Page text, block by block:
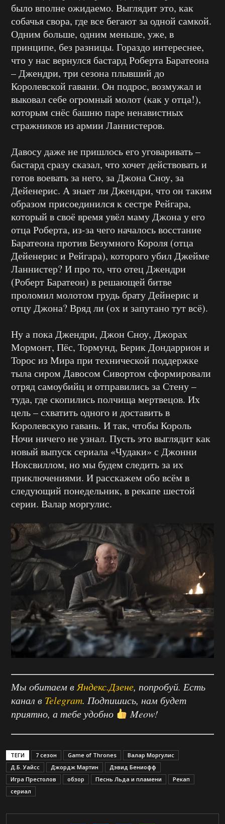
было вполне ожидаемо. Выглядит это, как
собачья свора, где все бегают за одной самкой.
Одним больше, одним меньше, уже, в
принципе, без разницы. Гораздо интереснее,
что у нас вернулся бастард Роберта Баратеона
– Джендри, три сезона плывший до
Королевской гавани. Он подрос, возмужал и
выковал себе огромный молот (как у отца!),
которым снёс башню паре ненавистных
стражников из армии Ланнистеров.
Давосу даже не пришлось его уговаривать –
бастард сразу сказал, что хочет действовать и
готов воевать за него, за Джона Сноу, за
Дейенерис. А знает ли Джендри, что он таким
образом присоединился к сестре Рейгара,
который в своё время увёл маму Джона у его
отца Роберта, из-за чего началось восстание
Баратеона против Безумного Короля (отца
Дейенерис и Рейгара), которого убил Джейме
Ланнистер? И про то, что отец Джендри
(Роберт Баратеон) в решающей битве
проломил молотом грудь брату Дейнерис и
отцу Джона? Вряд ли (ох и запутано тут всё).
Ну а пока Джендри, Джон Сноу, Джорах
Мормонт, Пёс, Тормунд, Берик Дондаррион и
Торос из Мира при технической поддержке
тыла сиром Давосом Сивортом сформировали
отряд самоубийц и отправились за Стену –
туда, где скопились полчища мертвецов. Их
цель – схватить одного и доставить в
Королевскую гавань. И так, чтобы Король
Ночи ничего не узнал. Пусть это выглядит как
новый выпуск сериала «Чудаки» с Джонни
Ноксвиллом, но мы будем следить за их
приключениями. И расскажем обо всём в
следующий понедельник, в рекапе шестой
серии. Валар моргулис.
Мы обитаем вЯндекс.Дзене, попробуй. Есть
канал в Telegram. Подпишись, нам будет
приятно, а тебе удобно
Meow!
ТЕГИ 7 сезон Game of Thrones
Валар Моргулис
Д.Б. Уайсс
Джордж Мартин
Дэвид Бениофф
Игра Престолов
обзор Песнь Льда и пламени
Рекап
сериал